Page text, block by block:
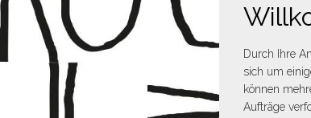
Durch Ihre
sich um
können
Aufträge